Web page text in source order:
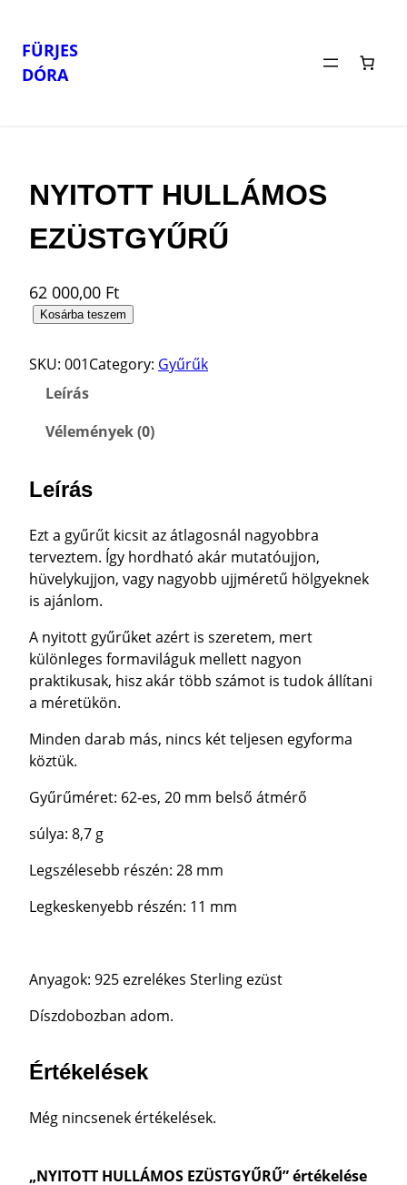
Ugrás
FÜRJES
DÓRA
Kezdőlap
NYITOTT HULLÁMOS
EZÜSTGYŰRŰ
62 000,00 Ft
I
U
L
Á
M
O
E
Z
Ü
S
T
G
Ű
Ű
m
n
é
Kosárba teszem
SKU: 001Category: Gyűrűk
Leírás
Vélemények (0)
Leírás
Ezt a gyűrűt kicsit az átlagosnál nagyobbra
terveztem. Így hordható akár mutatóujjon,
hüvelykujjon, vagy nagyobb ujjméretű hölgyeknek
is ajánlom.
A nyitott gyűrűket azért is szeretem, mert
különleges formaviláguk mellett nagyon
praktikusak, hisz akár több számot is tudok állítani
a méretükön.
Minden darab más, nincs két teljesen egyforma
köztük.
Gyűrűméret: 62-es, 20 mm belső átmérő
súlya: 8,7 g
Legszélesebb részén: 28 mm
Legkeskenyebb részén: 11 mm
Anyagok: 925 ezrelékes Sterling ezüst
Díszdobozban adom.
Értékelések
Még nincsenek értékelések.
„NYITOTT HULLÁMOS EZÜSTGYŰRŰ” értékelése